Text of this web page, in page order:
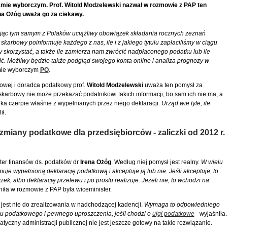
wyborczym. Prof. Witold Modzelewski nazwał w rozmowie z PAP ten
Ożóg uważa go za ciekawy.
tym samym z Polaków uciążliwy obowiązek składania rocznych zeznań
poinformuje każdego z nas, ile i z jakiego tytułu zapłaciliśmy w ciągu
a także ile zamierza nam zwrócić nadpłaconego podatku lub ile
Możliwy będzie także podgląd swojego konta online i analiza prognozy w
wyborczym PO.
i doradca podatkowy prof. Witold Modzelewskiuważa ten pomysł za
nie może przekazać podatnikowi takich informacji, bo sam ich nie ma, a
czerpie właśnie z wypełnianych przez niego deklaracji. Urząd wie tyle, ile
podatkowe dla przedsiębiorców - zaliczki od 2012 r.
finansów ds. podatków dr Irena Ożóg. Według niej pomysł jest realny. W wielu
wypełnioną deklarację podatkową i akceptuje ją lub nie. Jeśli akceptuje, to
albo deklarację przelewu i po prostu realizuje. Jeżeli nie, to wchodzi na
w rozmowie z PAP była wiceminister.
nie do zrealizowania w nadchodzącej kadencji. Wymaga to odpowiedniego
podatkowego i pewnego uproszczenia, jeśli chodzi o ulgi podatkowe- wyjaśniła.
administracji publicznej nie jest jeszcze gotowy na takie rozwiązanie.